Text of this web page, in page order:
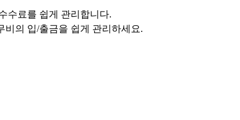
수료를 쉽게 관리합니다.
비의 입/출금을 쉽게 관리하세요.